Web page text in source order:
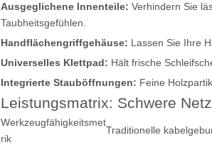
Ausgeglichene Innenteile: Verhindern Sie
Taubheitsgefühlen.
Handflächengriffgehäuse: Lassen Sie Ihre
Universelles Klettpad: Hält frische
Integrierte Stauböffnungen: Feine
Leistungsmatrix: Schwere
Werkzeugfähigkeitsmet
rik
Traditionelle